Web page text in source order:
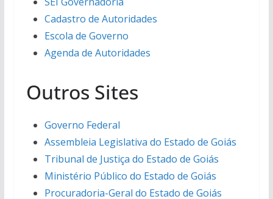
Cadastro de Autoridades
Escola de Governo
Agenda de Autoridades
Outros Sites
Governo Federal
Assembleia Legislativa do Estado de Goiás
Tribunal de Justiça do Estado de Goiás
Ministério Público do Estado de Goiás
Procuradoria-Geral do Estado de Goiás